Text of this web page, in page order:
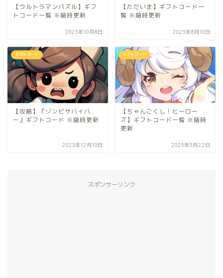
【ウルトラマンパズル】ギフ
トコード一覧 ※随時更新
2025年10月8日
【ただいま】ギフトコード一
覧 ※随時更新
2025年8月10日
ギフトコード
【攻略】『ゾンビサバイバ
ー』ギフトコード ※随時更新
2023年12月10日
ギフトコード
【ちゃんごくし！ヒーロー
ズ】ギフトコード一覧 ※随時
更新
2025年5月22日
スポンサーリンク